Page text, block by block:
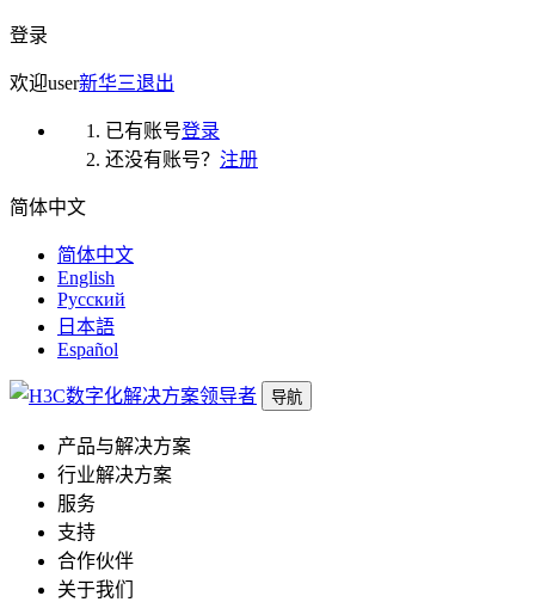
登录
欢迎user新华三退出
已有账号登录
还没有账号？ 注册
简体中文
简体中文
English
Русский
日本語
Español
导航
产品与解决方案
行业解决方案
服务
支持
合作伙伴
关于我们